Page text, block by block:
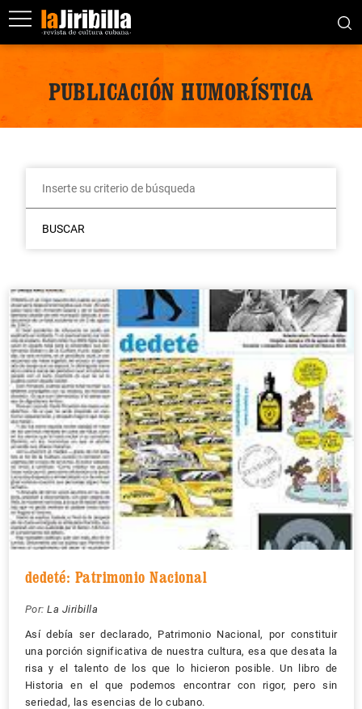
PUBLICACIÓN HUMORÍSTICA
BUSCAR
dedeté: Patrimonio Nacional
Por: La Jiribilla
Así debía ser declarado, Patrimonio Nacional, por constituir
una porción significativa de nuestra cultura, esa que desata la
risa y el talento de los que lo hicieron posible. Un libro de
Historia en el que podemos encontrar con rigor, pero sin
seriedad, las esencias de lo cubano.